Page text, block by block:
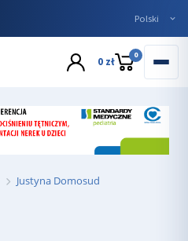
0 zł 0
Justyna Domosud